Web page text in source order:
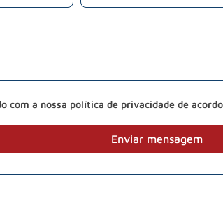
com a nossa política de privacidade de
Enviar mensagem